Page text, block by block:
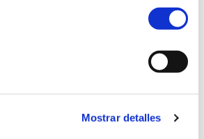
Mostrar detalles